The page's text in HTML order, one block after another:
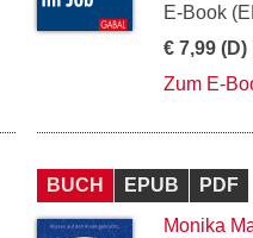
E-Book
€ 7,99 (D)
Zum E-
BUCH EPUB
PDF
Monika